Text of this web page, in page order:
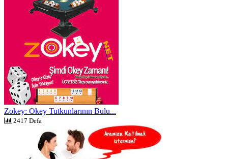
Zokey: Okey Tutkunlarının Bulu...
2417 Defa